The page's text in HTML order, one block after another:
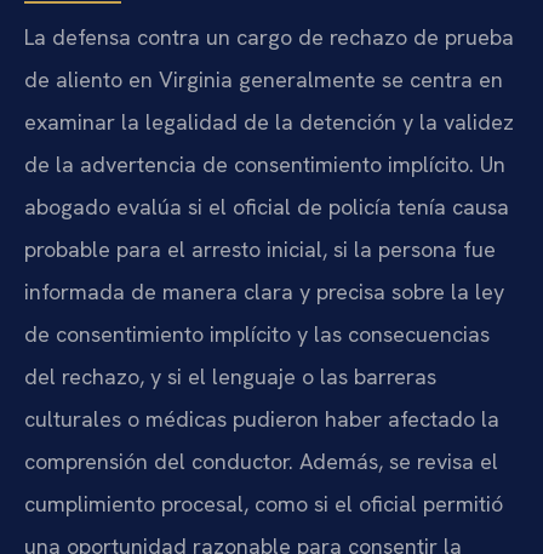
La defensa contra un cargo de rechazo de prueba
de aliento en Virginia generalmente se centra en
examinar la legalidad de la detención y la validez
de la advertencia de consentimiento implícito. Un
abogado evalúa si el oficial de policía tenía causa
probable para el arresto inicial, si la persona fue
informada de manera clara y precisa sobre la ley
de consentimiento implícito y las consecuencias
del rechazo, y si el lenguaje o las barreras
culturales o médicas pudieron haber afectado la
comprensión del conductor. Además, se revisa el
cumplimiento procesal, como si el oficial permitió
una oportunidad razonable para consentir la